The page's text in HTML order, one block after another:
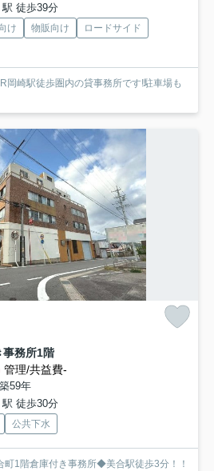
徒歩39分
け 物販向け
ロードサイド
崎駅徒歩圏内の貸事務所です!駐車場も
務所1階
管理/共益費-
59年
徒歩30分
公共下水
1階倉庫付き事務所◆美合駅徒歩3分！！